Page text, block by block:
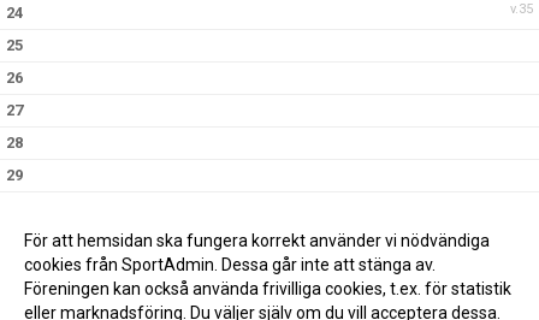
v.35
24
25
26
27
28
29
För att hemsidan ska fungera korrekt använder vi nödvändiga
cookies från SportAdmin. Dessa går inte att stänga av.
Föreningen kan också använda frivilliga cookies, t.ex. för statistik
eller marknadsföring. Du väljer själv om du vill acceptera dessa.